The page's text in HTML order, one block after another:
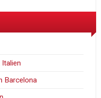
Barcelona